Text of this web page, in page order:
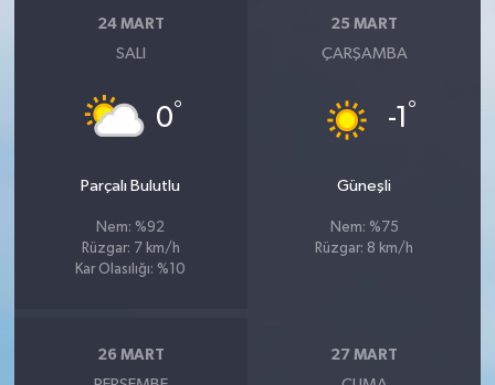
24 MART
SALI
0°
Parçalı Bulutlu
Nem: %92
Rüzgar: 7 km/h
Kar Olasılığı: %10
25 MART
ÇARŞAMBA
-1 °
Güneşli
Nem: %75
Rüzgar: 8 km/h
26 MART 27 MART